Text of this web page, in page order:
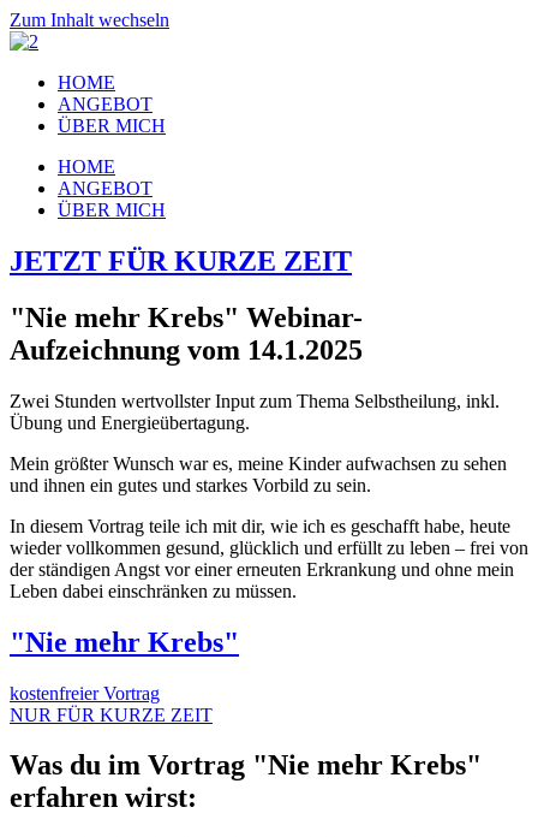
Zum Inhalt wechseln
HOME
ANGEBOT
ÜBER MICH
HOME
ANGEBOT
ÜBER MICH
JETZT FÜR KURZE ZEIT
"Nie mehr Krebs" Webinar-
Aufzeichnung vom 14.1.2025
Zwei Stunden wertvollster Input zum Thema Selbstheilung, inkl.
Übung und Energieübertagung.
Mein größter Wunsch war es, meine Kinder aufwachsen zu sehen
und ihnen ein gutes und starkes Vorbild zu sein.
In diesem Vortrag teile ich mit dir, wie ich es geschafft habe, heute
wieder vollkommen gesund, glücklich und erfüllt zu leben – frei von
der ständigen Angst vor einer erneuten Erkrankung und ohne mein
Leben dabei einschränken zu müssen.
"Nie mehr Krebs"
kostenfreier Vortrag
NUR FÜR KURZE ZEIT
Was du im Vortrag "Nie mehr Krebs"
erfahren wirst: